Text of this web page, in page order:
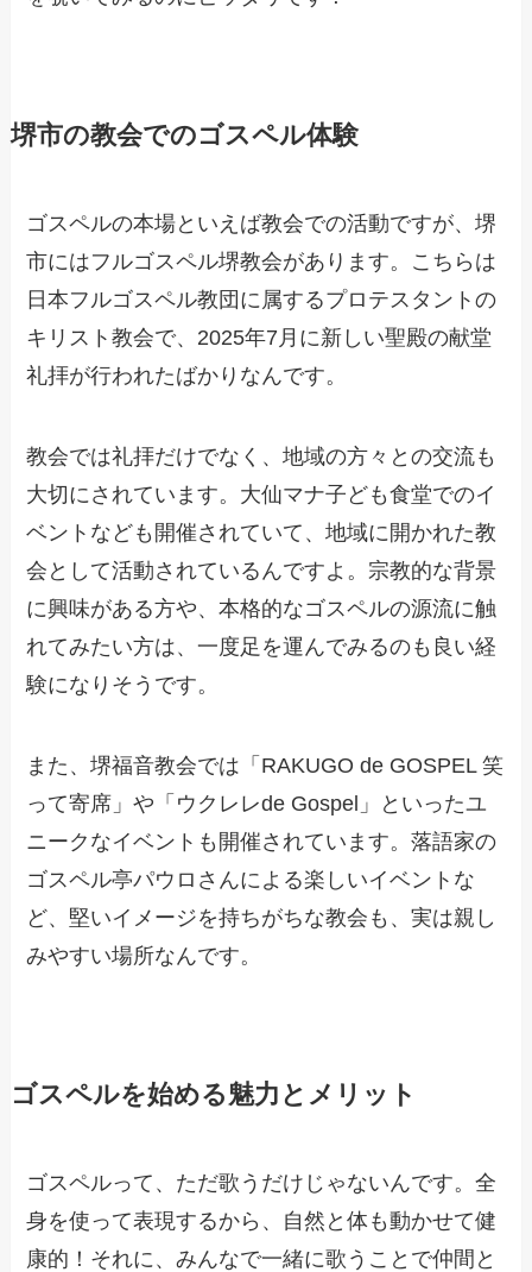
堺市の教会でのゴスペル体験
ゴスペルの本場といえば教会での活動ですが、堺
市にはフルゴスペル堺教会があります。こちらは
日本フルゴスペル教団に属するプロテスタントの
キリスト教会で、2025年7月に新しい聖殿の献堂
礼拝が行われたばかりなんです。
教会では礼拝だけでなく、地域の方々との交流も
大切にされています。大仙マナ子ども食堂でのイ
ベントなども開催されていて、地域に開かれた教
会として活動されているんですよ。宗教的な背景
に興味がある方や、本格的なゴスペルの源流に触
れてみたい方は、一度足を運んでみるのも良い経
験になりそうです。
また、堺福音教会では「RAKUGO de GOSPEL 笑
って寄席」や「ウクレレde Gospel」といったユ
ニークなイベントも開催されています。落語家の
ゴスペル亭パウロさんによる楽しいイベントな
ど、堅いイメージを持ちがちな教会も、実は親し
みやすい場所なんです。
ゴスペルを始める魅力とメリット
ゴスペルって、ただ歌うだけじゃないんです。全
身を使って表現するから、自然と体も動かせて健
康的！それに、みんなで一緒に歌うことで仲間と